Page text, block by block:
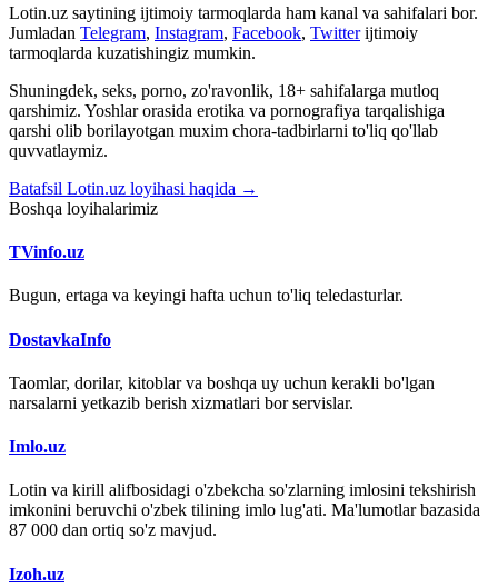
Lotin.uz saytining ijtimoiy tarmoqlarda ham kanal va sahifalari bor.
Jumladan Telegram, Instagram, Facebook, Twitter ijtimoiy
tarmoqlarda kuzatishingiz mumkin.
Shuningdek, seks, porno, zo'ravonlik, 18+ sahifalarga mutloq
qarshimiz. Yoshlar orasida erotika va pornografiya tarqalishiga
qarshi olib borilayotgan muxim chora-tadbirlarni to'liq qo'llab
quvvatlaymiz.
Batafsil Lotin.uz loyihasi haqida →
Boshqa loyihalarimiz
TVinfo.uz
Bugun, ertaga va keyingi hafta uchun to'liq teledasturlar.
DostavkaInfo
Taomlar, dorilar, kitoblar va boshqa uy uchun kerakli bo'lgan
narsalarni yetkazib berish xizmatlari bor servislar.
Imlo.uz
Lotin va kirill alifbosidagi o'zbekcha so'zlarning imlosini tekshirish
imkonini beruvchi o'zbek tilining imlo lug'ati. Ma'lumotlar bazasida
87 000 dan ortiq so'z mavjud.
Izoh.uz